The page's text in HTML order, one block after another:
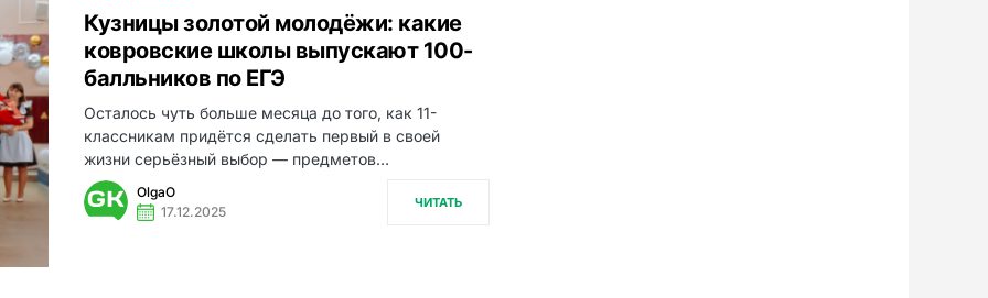
Кузницы золотой молодёжи: какие
ковровские школы выпускают 100-
балльников по ЕГЭ
Осталось чуть больше месяца до того, как 11-
классникам придётся сделать первый в своей
жизни серьёзный выбор — предметов…
OlgaO
17.12.2025
ЧИТАТЬ